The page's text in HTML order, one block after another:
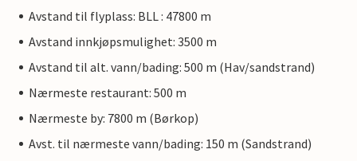
Avstand til flyplass: BLL : 47800 m
Avstand innkjøpsmulighet: 3500 m
Avstand til alt. vann/bading: 500 m (Hav/sandstrand)
Nærmeste restaurant: 500 m
Nærmeste by: 7800 m (Børkop)
Avst. til nærmeste vann/bading: 150 m (Sandstrand)